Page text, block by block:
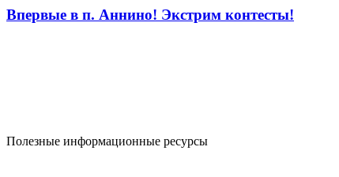
Впервые в п. Аннино! Экстрим контесты!
Полезные информационные ресурсы